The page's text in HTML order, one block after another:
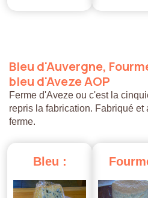
Bleu d'Auvergne,
bleu d'AvezeAOP
Ferme d'Aveze ou c'est la
repris la fabrication. Fabriqué et
ferme.
Bleu :